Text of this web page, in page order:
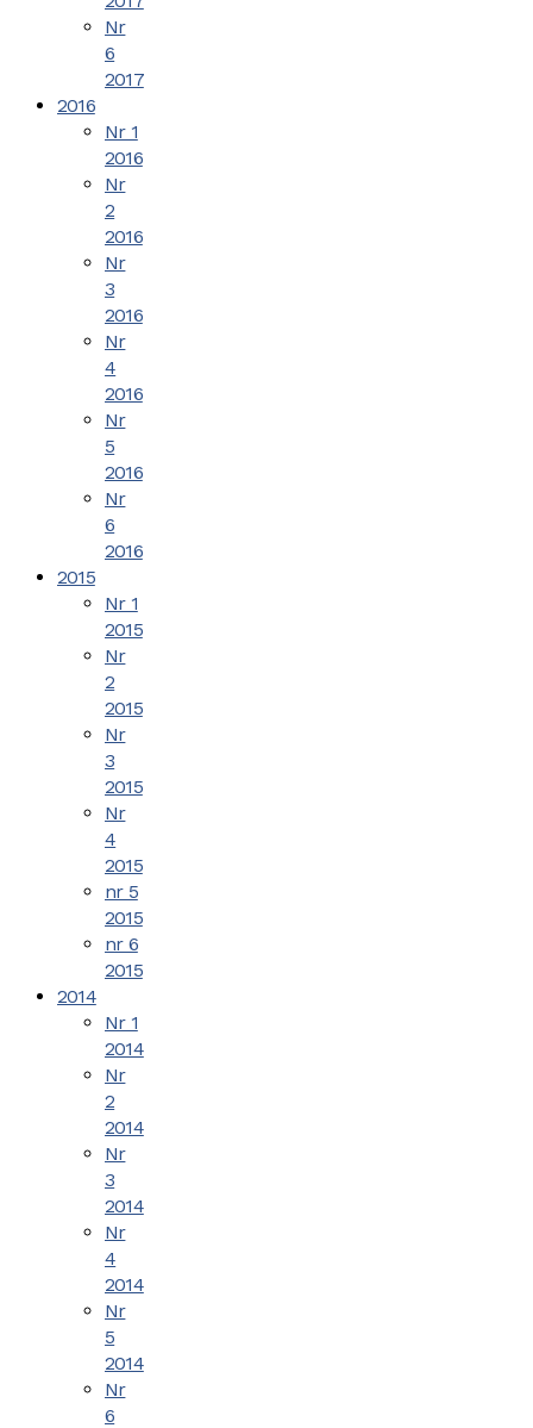
Nr
6
2017
2016
Nr 1
2016
Nr
2
2016
Nr
3
2016
Nr
4
2016
Nr
5
2016
Nr
6
2016
2015
Nr 1
2015
Nr
2
2015
Nr
3
2015
Nr
4
2015
nr 5
2015
nr 6
2015
2014
Nr 1
2014
Nr
2
2014
Nr
3
2014
Nr
4
2014
Nr
5
2014
Nr
6